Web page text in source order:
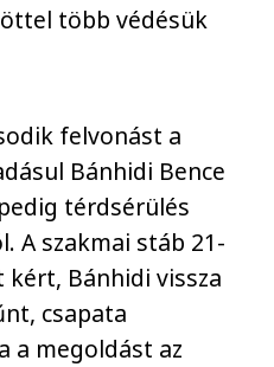
több védésük
felvonást a
Bánhidi Bence
térdsérülés
A szakmai stáb 21-
Bánhidi vissza
csapata
a megoldást az